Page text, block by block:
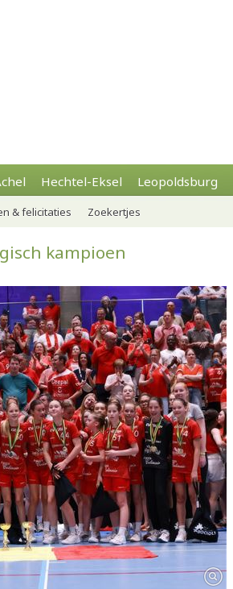
Hechtel-Eksel Leopoldsburg
& felicitaties Zoekertjes
kampioen